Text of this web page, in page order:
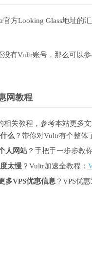
官方Looking Glass地址的
没有Vultr账号，那么可以
网教程
相关教程，参考本站更多文
么 ？带你对Vultr有个整体
人网站？手把手一步步教你
太慢 ？Vultr加速全教程：
多VPS优惠信息 ？VPS优